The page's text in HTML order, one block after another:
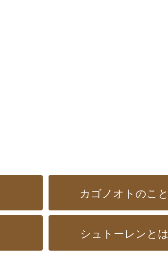
カゴノオトのこと
シュトーレンとは